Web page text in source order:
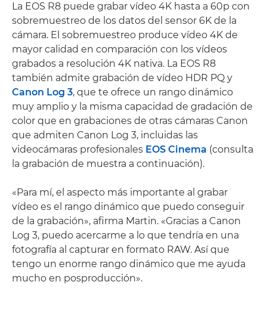
La EOS R8 puede grabar vídeo 4K hasta a 60p con
sobremuestreo de los datos del sensor 6K de la
cámara. El sobremuestreo produce vídeo 4K de
mayor calidad en comparación con los vídeos
grabados a resolución 4K nativa. La EOS R8
también admite grabación de vídeo HDR PQ y
Canon Log 3, que te ofrece un rango dinámico
muy amplio y la misma capacidad de gradación de
color que en grabaciones de otras cámaras Canon
que admiten Canon Log 3, incluidas las
videocámaras profesionales EOS Cinema (consulta
la grabación de muestra a continuación).
«Para mí, el aspecto más importante al grabar
vídeo es el rango dinámico que puedo conseguir
de la grabación», afirma Martin. «Gracias a Canon
Log 3, puedo acercarme a lo que tendría en una
fotografía al capturar en formato RAW. Así que
tengo un enorme rango dinámico que me ayuda
mucho en posproducción».